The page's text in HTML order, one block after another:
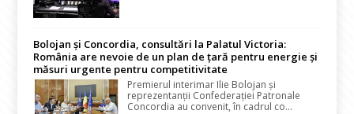
Bolojan și Concordia, consultări la Palatul Victoria:
România are nevoie de un plan de țară pentru energie și
măsuri urgente pentru competitivitate
Premierul interimar Ilie Bolojan și
reprezentanții Confederației Patronale
Concordia au convenit, în cadrul co...